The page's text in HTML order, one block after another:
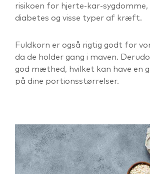
risikoen for hjerte-kar-
diabetes og visse typer af kræft.
Fuldkorn er også rigtig godt for
da de holder gang i maven.
god mæthed, hvilket kan have en
på dine portionsstørrelser.